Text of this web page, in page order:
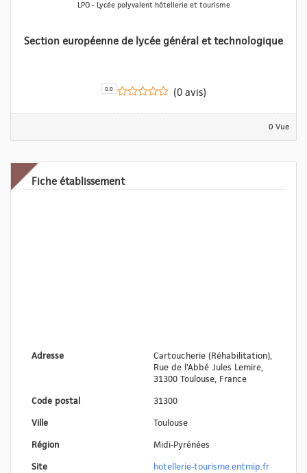
LPO - Lycée polyvalent hôtellerie et tourisme
Section européenne de lycée général et technologique
0.0 (0 avis)
0 Vue
Fiche établissement
Adresse
Cartoucherie (Réhabilitation),
Rue de l'Abbé Jules Lemire,
31300 Toulouse, France
Code postal
31300
Ville
Toulouse
Région
Midi-Pyrénées
Site
hotellerie-tourisme.entmip.fr